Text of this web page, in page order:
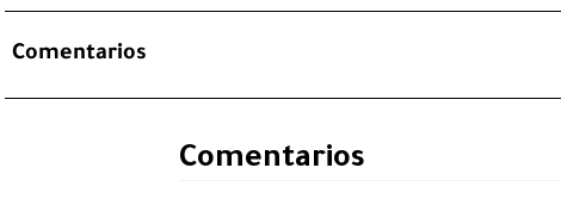
Comentarios
Comentarios